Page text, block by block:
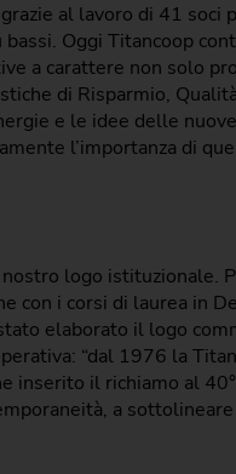
al lavoro di 41
Oggi Titancoop
a carattere non solo
di Risparmio,
e le idee delle
l’importanza di
logo istituzionale.
i corsi di laurea in
elaborato il logo
“dal 1976 la
inserito il richiamo al
a